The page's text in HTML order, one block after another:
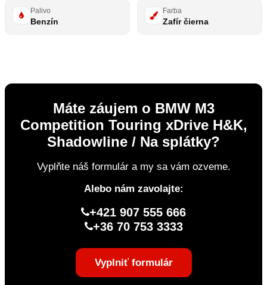
Palivo
Benzín
Farba
Zafír čierna
Máte záujem o BMW M3
Competition Touring xDrive H&K,
Shadowline / Na splátky?
Vyplňte náš formulár a my sa vám ozveme.
Alebo nám zavolajte:
+421 907 555 666
+36 70 753 3333
Vyplniť formulár